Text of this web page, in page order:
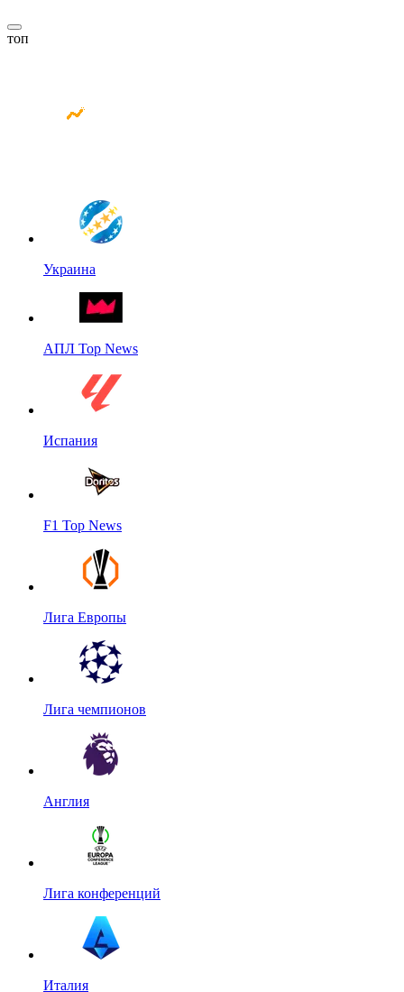
топ
Украина
АПЛ Top News
Испания
F1 Top News
Лига Европы
Лига чемпионов
Англия
Лига конференций
Италия